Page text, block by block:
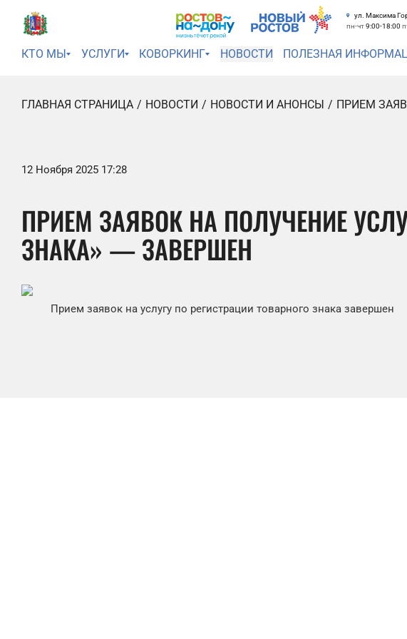
ул. Максима
пн-чт9:00-18:00
КТО МЫ УСЛУГИ КОВОРКИНГ НОВОСТИ ПОЛЕЗНАЯ
ГЛАВНАЯ СТРАНИЦА НОВОСТИ НОВОСТИ И АНОНСЫ ПРИЕМ
12 Ноября 2025 17:28
ПРИЕМ ЗАЯВОК НА ПОЛУЧЕНИЕ
ЗНАКА» — ЗАВЕРШЕН
Прием заявок на услугу по регистрации товарного знака завершен